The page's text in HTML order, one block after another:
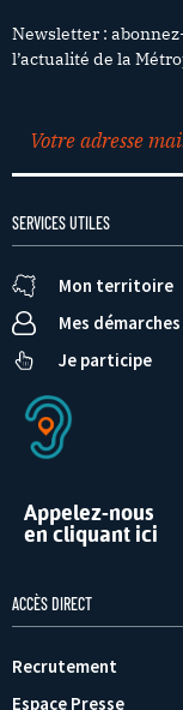
Newsletter :
l’actualité de la
SERVICES UTILES
Mon territoire
Mes démarches
Je participe
Appelez-nous
en cliquant ici
ACCÈS DIRECT
Recrutement
Espace Presse